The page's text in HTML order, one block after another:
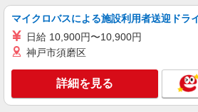
マイクロバスによる施設利用者送迎ドラ
日給 10,900円〜10,900円
神戸市須磨区
詳細を見る